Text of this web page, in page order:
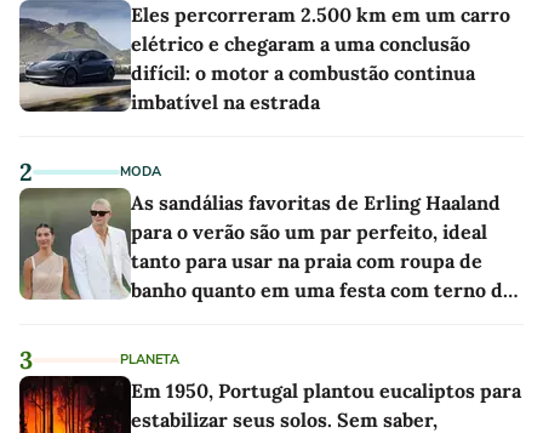
Eles percorreram 2.500 km em um carro
elétrico e chegaram a uma conclusão
difícil: o motor a combustão continua
imbatível na estrada
2 MODA
As sandálias favoritas de Erling Haaland
para o verão são um par perfeito, ideal
tanto para usar na praia com roupa de
banho quanto em uma festa com terno de
3 PLANETA
Em 1950, Portugal plantou eucaliptos para
estabilizar seus solos. Sem saber,